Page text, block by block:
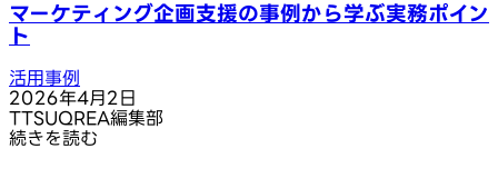
マーケティング企画支援の事例から学ぶ実務ポイン
ト
活用事例
2026年4月2日
TTSUQREA編集部
続きを読む